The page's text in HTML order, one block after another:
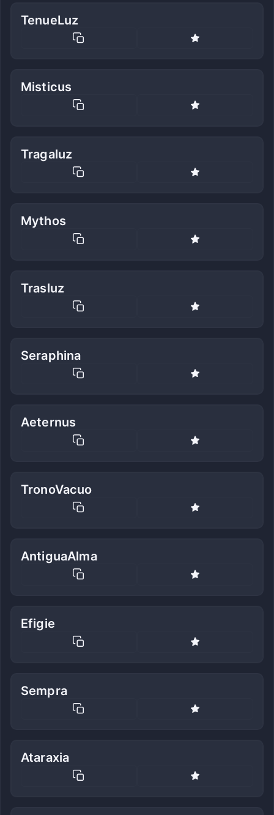
TenueLuz
Misticus
Tragaluz
Mythos
Trasluz
Seraphina
Aeternus
TronoVacuo
AntiguaAlma
Efigie
Sempra
Ataraxia